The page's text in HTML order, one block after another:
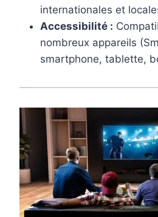
internationales et
Accessibilité :
nombreux appareils
smartphone, tablette,